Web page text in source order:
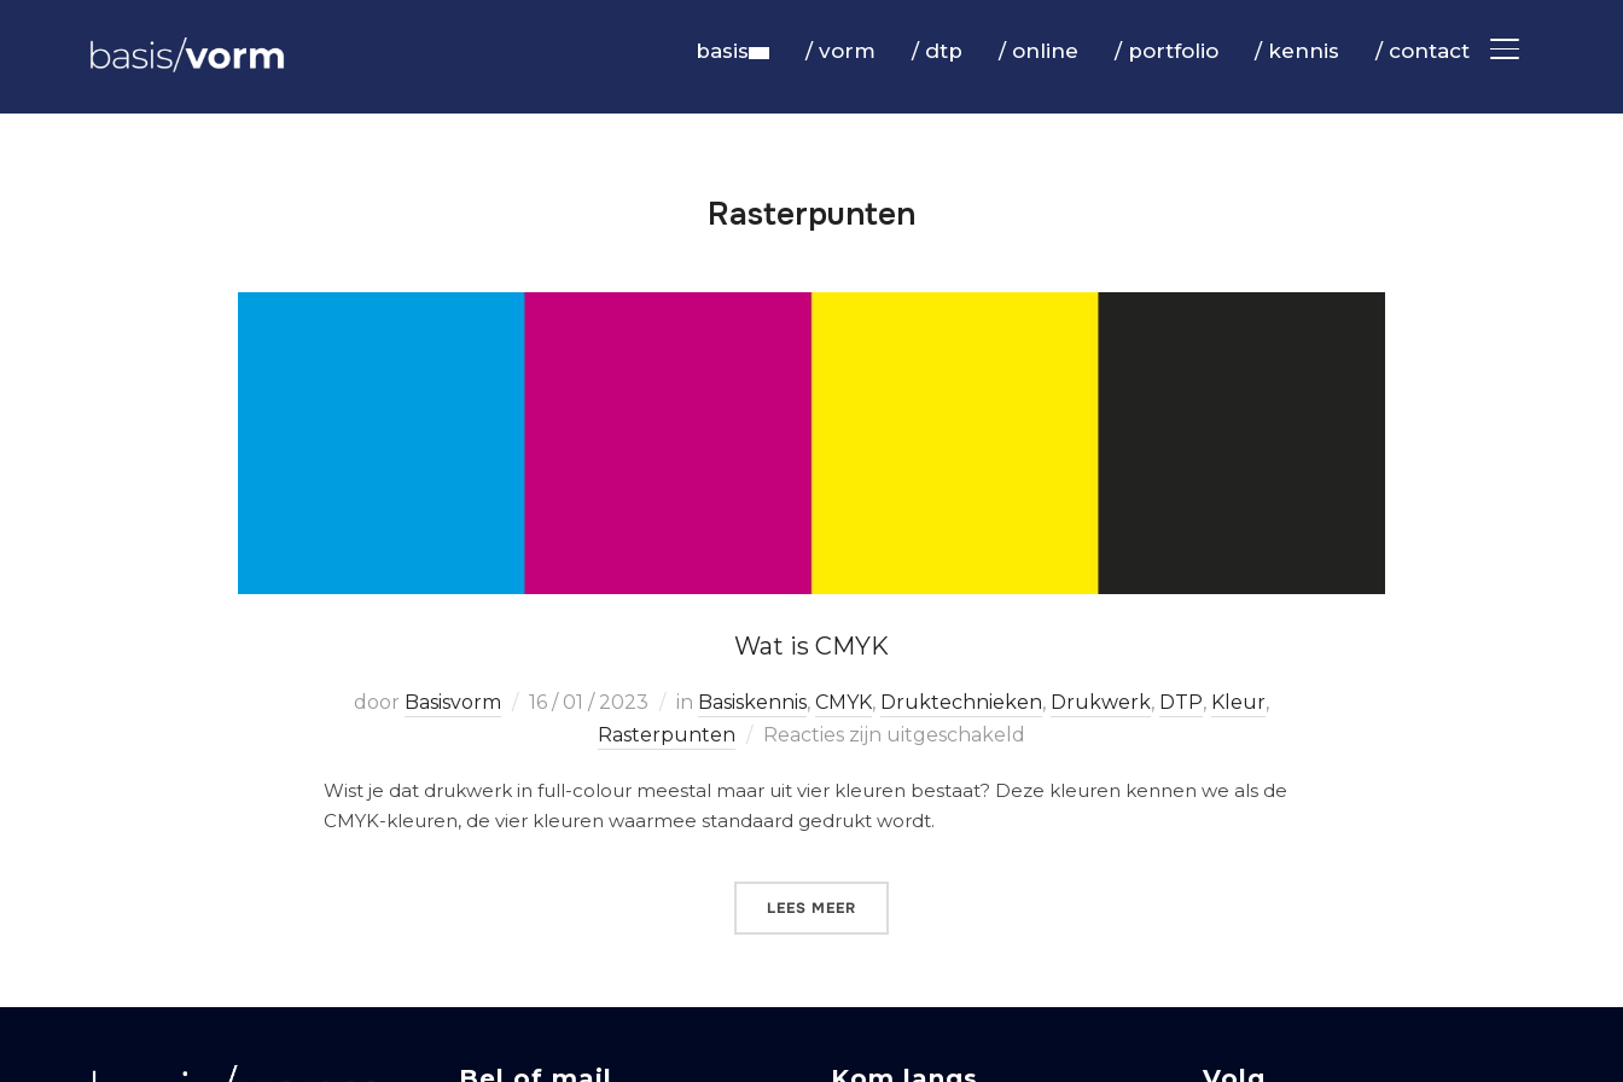
TOGGLE
basis / vorm / dtp / online / portfolio / kennis / contact
Rasterpunten
Wat is CMYK
door Basisvorm 16 / 01 / 2023 in Basiskennis, CMYK, Druktechnieken, Drukwerk, DTP, Kleur,
Rasterpunten
Reacties zijn uitgeschakeld
Wist je dat drukwerk in full-colour meestal maar uit vier kleuren bestaat? Deze kleuren kennen we als de
CMYK-kleuren, de vier kleuren waarmee standaard gedrukt wordt.
LEES MEER